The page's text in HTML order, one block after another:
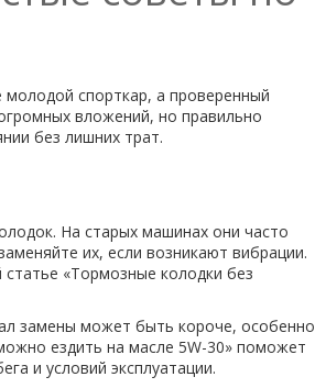
спорткар, а проверенный
вложений, но правильно
без лишних трат.
На старых машинах они часто
их, если возникают вибрации.
«Тормозные колодки без
замены может быть короче, особенно
ездить на масле 5W-30» поможет
и условий эксплуатации.